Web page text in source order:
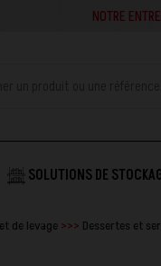
NOTRE
SOLUTIONS DE
de levage Dessertes et